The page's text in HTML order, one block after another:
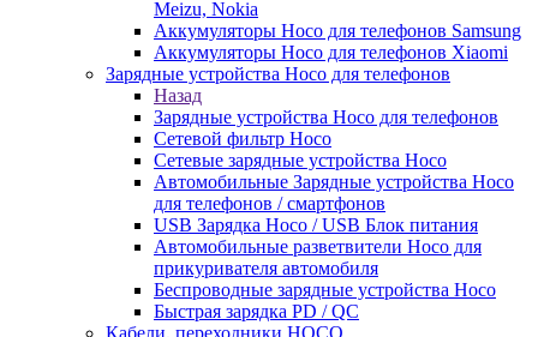
Meizu, Nokia
Аккумуляторы Hoco для телефонов Samsung
Аккумуляторы Hoco для телефонов Xiaomi
Зарядные устройства Hoco для телефонов
Назад
Зарядные устройства Hoco для телефонов
Сетевой фильтр Hoco
Сетевые зарядные устройства Hoco
Автомобильные Зарядные устройства Hoco
для телефонов / смартфонов
USB Зарядка Hoco / USB Блок питания
Автомобильные разветвители Hoco для
прикуривателя автомобиля
Беспроводные зарядные устройства Hoco
Быстрая зарядка PD / QC
Кабели, переходники HOCO